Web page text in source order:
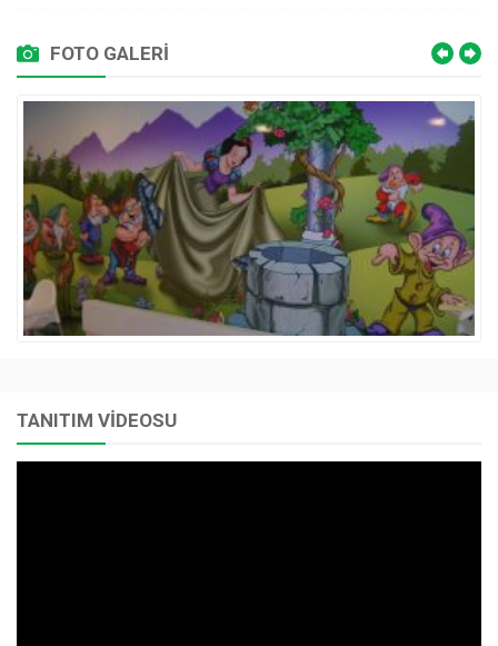
FOTO GALERİ
TANITIM VİDEOSU